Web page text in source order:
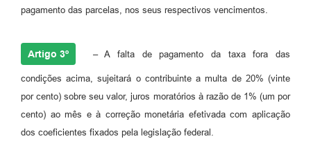
pagamento das parcelas, nos seus respectivos vencimentos.
Artigo 3º – A falta de pagamento da taxa fora das
condições acima, sujeitará o contribuinte a multa de 20% (vinte
por cento) sobre seu valor, juros moratórios à razão de 1% (um por
cento) ao mês e à correção monetária efetivada com aplicação
dos coeficientes fixados pela legislação federal.